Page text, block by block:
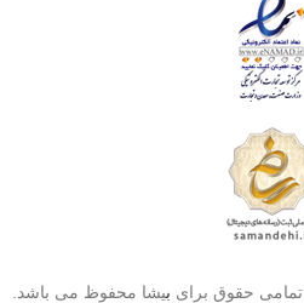
تمامی حقوق برای بیشا محفوظ می باشد.